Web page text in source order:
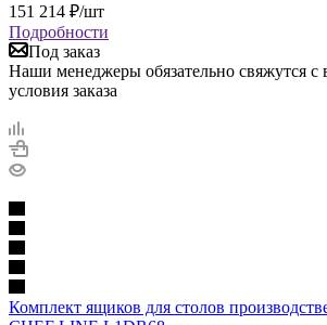
151 214 ₽/шт
Подробности
Под заказ
Наши менеджеры обязательно свяжутся с
условия заказа
Комплект ящиков для столов